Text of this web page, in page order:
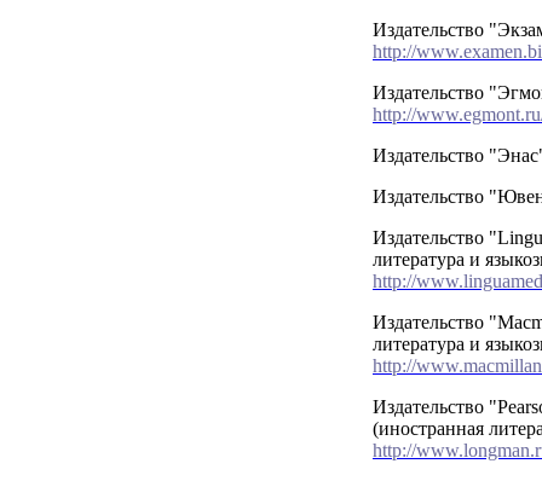
Издательство
http://
Издательство
http://
Издательство
Издательство
Издательство
литература и
http://
Издательство
литература и
http://
Издательство
(иностранная
http://